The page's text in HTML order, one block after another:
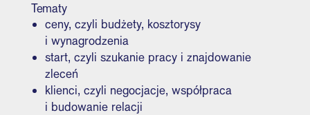
Tematy
ceny, czyli budżety, kosztorysy
i wynagrodzenia
start, czyli szukanie pracy i znajdowanie
zleceń
klienci, czyli negocjacje, współpraca
i budowanie relacji